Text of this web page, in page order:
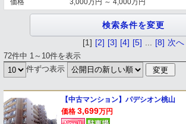
価格 3,000万円 ～ 4,000万円
72件中 1～10件を表示
[1] [2] [3] [4] [5] [8] 次へ
件ずつ表示
【中古マンション】パデシオン桃山
価格 3,699万円